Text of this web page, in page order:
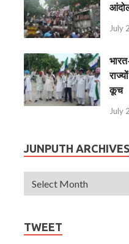
July
कूच
July
JUNPUTH ARCHIVES
TWEET